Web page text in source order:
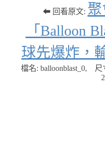
⬅ 回看原文:
「Balloon
球先爆炸，
檔名: balloonblast_0, 尺